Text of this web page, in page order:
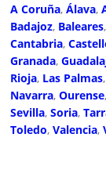
A Coruña,Álava,
Badajoz, Baleares,
Cantabria,
Granada,
Rioja, Las Palmas,
Navarra,Ourense,
Sevilla,Soria,
Toledo,Valencia,